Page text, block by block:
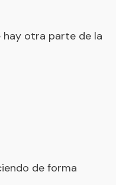
hay otra parte de la
de forma